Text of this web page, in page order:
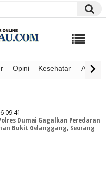
Opini Kesehatan
09:41
Dumai Gagalkan Peredaran
Bukit Gelanggang, Seorang